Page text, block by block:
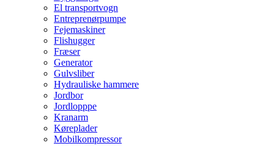
El transportvogn
Entreprenørpumpe
Fejemaskiner
Flishugger
Fræser
Generator
Gulvsliber
Hydrauliske hammere
Jordbor
Jordlopppe
Kranarm
Køreplader
Mobilkompressor